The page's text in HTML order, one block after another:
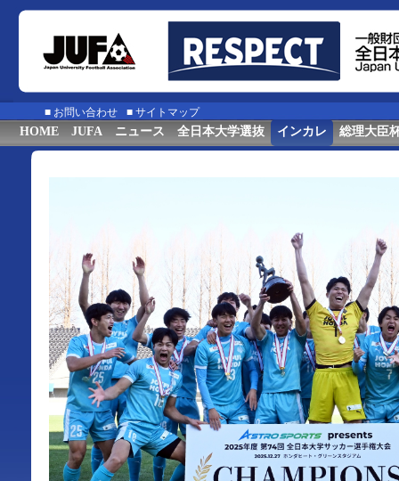
■ お問い合わせ ■ サイトマップ
HOME JUFA ニュース 全日本大学選抜 インカレ 総理大臣